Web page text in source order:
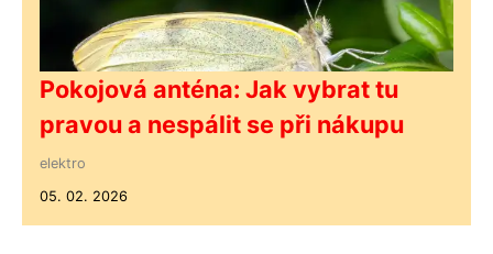
Pokojová anténa: Jak vybrat tu
pravou a nespálit se při nákupu
elektro
05. 02. 2026